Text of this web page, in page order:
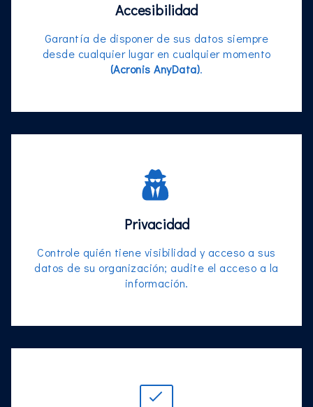
Accesibilidad
Garantía de disponer de sus datos siempre
desde cualquier lugar en cualquier momento
(Acronis AnyData).
Privacidad
Controle quién tiene visibilidad y acceso a sus
datos de su organización; audite el acceso a la
información.